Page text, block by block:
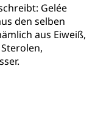
Gelée
den selben
aus Eiweiß,